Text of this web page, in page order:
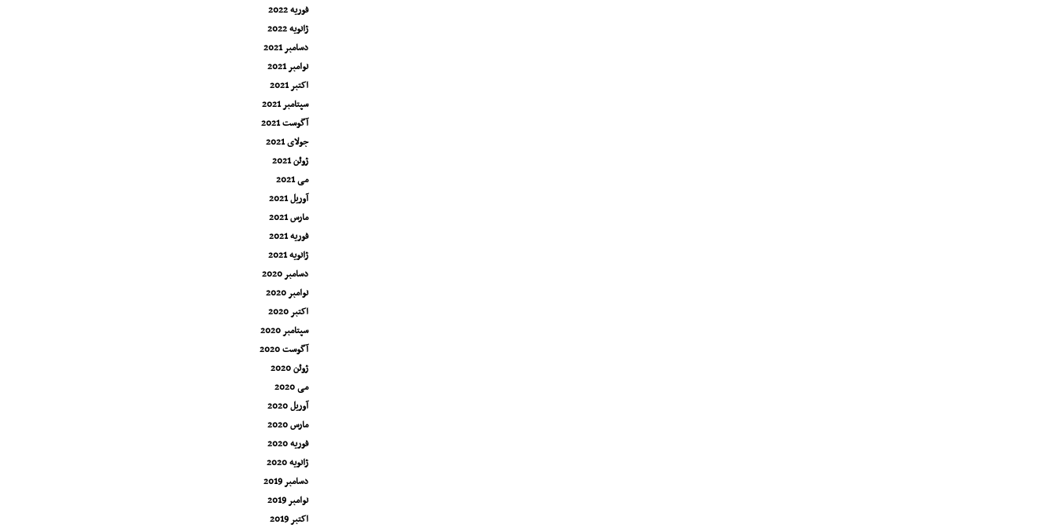
فوریه 2022
ژانویه 2022
دسامبر 2021
نوامبر 2021
اکتبر 2021
سپتامبر 2021
آگوست 2021
جولای 2021
ژوئن 2021
می 2021
آوریل 2021
مارس 2021
فوریه 2021
ژانویه 2021
دسامبر 2020
نوامبر 2020
اکتبر 2020
سپتامبر 2020
آگوست 2020
ژوئن 2020
می 2020
آوریل 2020
مارس 2020
فوریه 2020
ژانویه 2020
دسامبر 2019
نوامبر 2019
اکتبر 2019